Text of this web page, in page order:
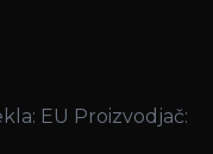
EU Proizvodjač: